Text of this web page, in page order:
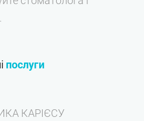
послуги
КАРІЄСУ